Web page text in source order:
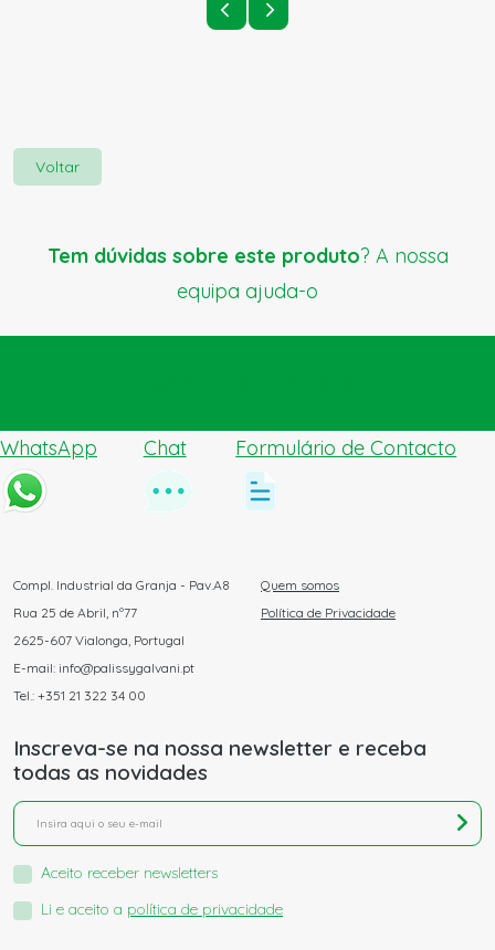
Voltar
Tem dúvidas sobre este produto? A nossa
equipa ajuda-o
WhatsApp Chat Formulário de Contacto
Compl. Industrial da Granja - Pav.A8
Rua 25 de Abril, nº77
2625-607 Vialonga, Portugal
E-mail: info@palissygalvani.pt
Tel.: +351 21 322 34 00
Quem somos
Política de Privacidade
Inscreva-se na nossa newsletter e receba
todas as novidades
Aceito receber newsletters
Li e aceito a política de privacidade